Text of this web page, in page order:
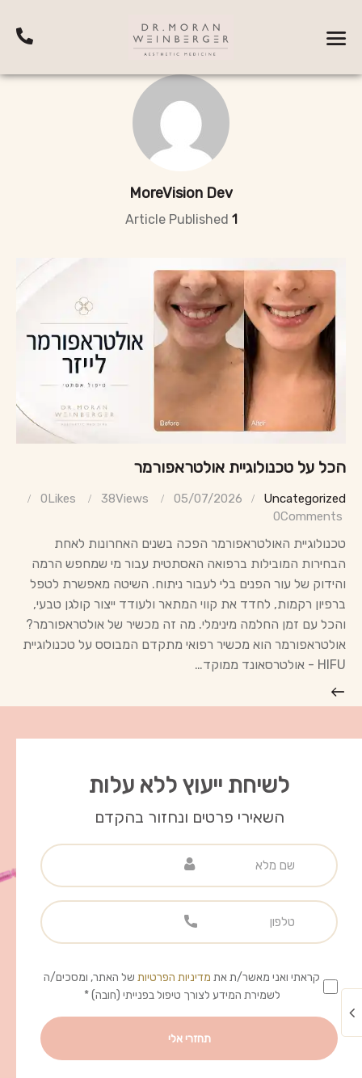
MoreVision Dev
1
הכל על טכנולוגיית אולטראפורמר
Uncategorized
05/07/2026
38Views
0Likes
0Comments
טכנולוגיית האולטראפורמר הפכה בשנים האחרונות לאחת
הבחירות המובילות ברפואה האסתטית עבור מי שמחפש הרמה
והידוק של עור הפנים בלי לעבור ניתוח. השיטה מאפשרת לטפל
ברפיון רקמות, לחדד את קווי המתאר ולעודד ייצור קולגן טבעי,
והכל עם זמן החלמה מינימלי. מה זה מכשיר של אולטראפורמר?
אולטראפורמר הוא מכשיר רפואי מתקדם המבוסס על טכנולוגיית
HIFU - אולטרסאונד ממוקד…
לשיחת ייעוץ ללא עלות
השאירי פרטים ונחזור בהקדם
קראתי ואני מאשר/ת את מדיניות הפרטיות של האתר, ומסכים/ה
לשמירת המידע לצורך טיפול בפנייתי (חובה) *